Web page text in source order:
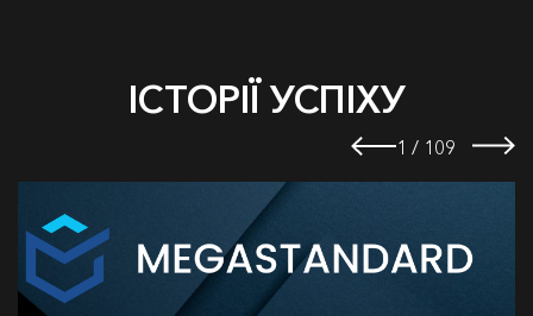
ІСТОРІЇ УСПІХУ
1 / 109